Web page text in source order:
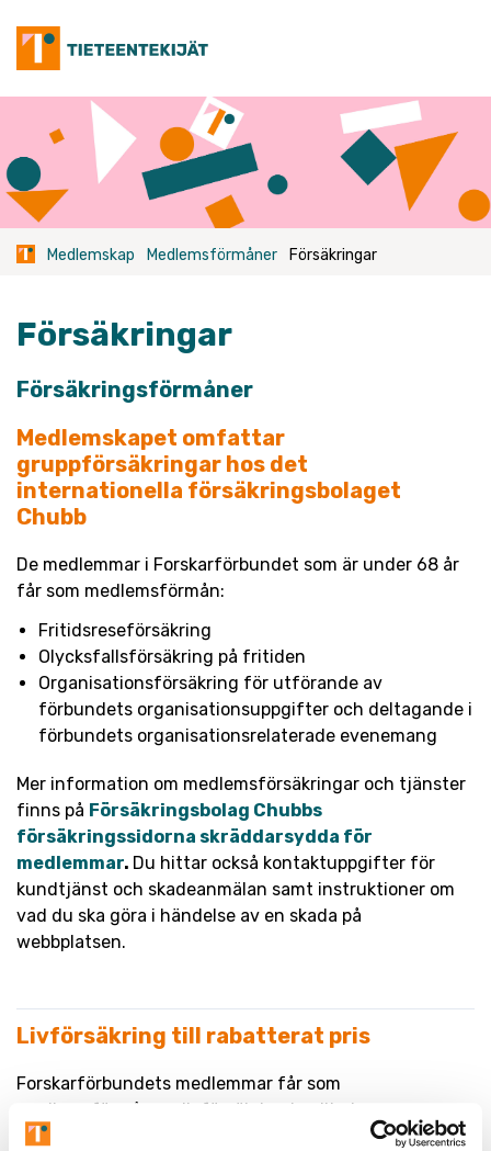
content
Medlemskap Medlemsförmåner Försäkringar
Försäkringar
Försäkringsförmåner
Medlemskapet omfattar
gruppförsäkringar hos det
internationella försäkringsbolaget
Chubb
De medlemmar i Forskarförbundet som är under 68 år
får som medlemsförmån:
Fritidsreseförsäkring
Olycksfallsförsäkring på fritiden
Organisationsförsäkring för utförande av
förbundets organisationsuppgifter och deltagande i
förbundets organisationsrelaterade evenemang
Mer information om medlemsförsäkringar och tjänster
finns på Försäkringsbolag Chubbs
försäkringssidorna skräddarsydda för
medlemmar. Du hittar också kontaktuppgifter för
kundtjänst och skadeanmälan samt instruktioner om
vad du ska göra i händelse av en skada på
webbplatsen.
Livförsäkring till rabatterat pris
Forskarförbundets medlemmar får som
medlemsförmån en livförsäkring beviljad av
Ömsesidiga Försäkringsbolaget Kaleva till rabatterat